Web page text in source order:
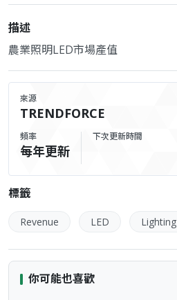
描述
農業照明LED市場產值
來源
TRENDFORCE
頻率
每年更新
下次更新時間
標籤
Revenue LED Lighting
你可能也喜歡